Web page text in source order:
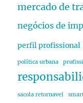
mercado de
negócios de
perfil profissional
política urbana
sacola retornavel